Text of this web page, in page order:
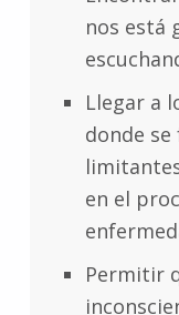
nos está
Llegar a
donde
en el
Permitir